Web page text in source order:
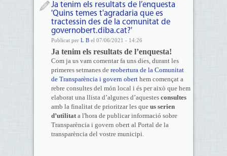
Ja tenim els resultats de l’enquesta
'Quins temes t'agradaria que es
tractessin des de la comunitat de
governobert.diba.cat?'
Publicat per L Bel 07/06/2021 - 14:26
Ja tenim els resultats de l’enquesta!
Com ja us vam comentar fa uns dies, durant les
primeres setmanes de reobertura de la Comunitat
de Transparència i govern oberthem començat a
rebre consultes del món local i és per això que hem
elaborat una llista d’algunes d’aquestes consultes
amb la finalitat de prioritzar les que us serien
d’utilitata l'hora de publicar informació sobre
Transparència i govern obert al Portal de la
transparència del vostre municipi.